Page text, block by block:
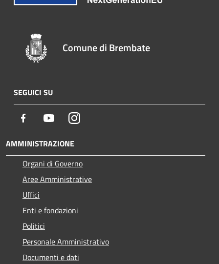
Comune di Brembate
SEGUICI SU
Facebook YoutubeInstagram
AMMINISTRAZIONE
Organi di Governo
Aree Amministrative
Uffici
Enti e fondazioni
Politici
Personale Amministrativo
Documenti e dati